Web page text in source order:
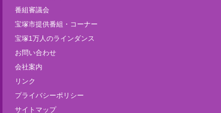
番組審議会
宝塚市提供番組・コーナー
宝塚1万人のラインダンス
お問い合わせ
会社案内
リンク
プライバシーポリシー
サイトマップ